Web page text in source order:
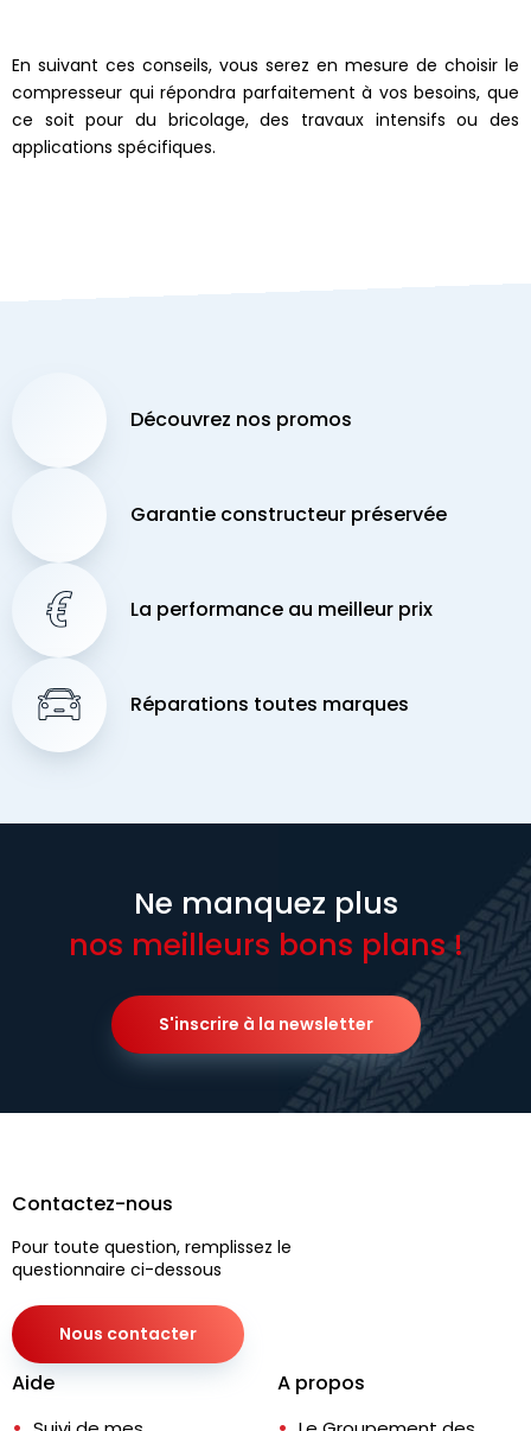
En suivant ces conseils, vous serez en mesure de choisir le
compresseur qui répondra parfaitement à vos besoins, que
ce soit pour du bricolage, des travaux intensifs ou des
applications spécifiques.
Découvrez nos promos
Garantie constructeur préservée
La performance au meilleur prix
Réparations toutes marques
Ne manquez plus
nos meilleurs bons plans !
S'inscrire à la newsletter
Contactez-nous
Pour toute question, remplissez le
questionnaire ci-dessous
Nous contacter
Aide A propos